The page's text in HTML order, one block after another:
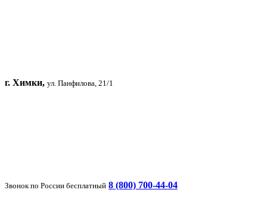
г. Химки, ул. Панфилова, 21/1
Звонок по России бесплатный 8 (800) 700-44-04